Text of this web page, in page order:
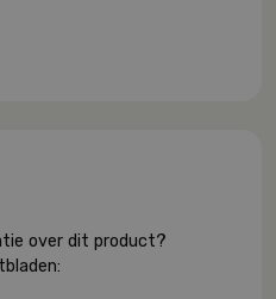
over dit product?